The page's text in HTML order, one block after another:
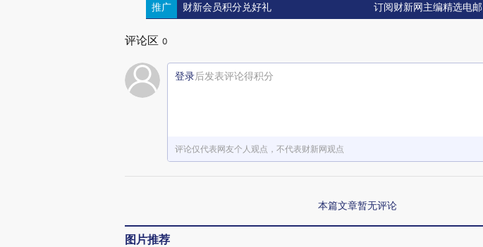
推广 财新会员积分兑好礼 订阅财新网主编精选电邮
评论区 0
登录后发表评论得积分
评论仅代表网友个人观点，不代表财新网观点
本篇文章暂无评论
图片推荐